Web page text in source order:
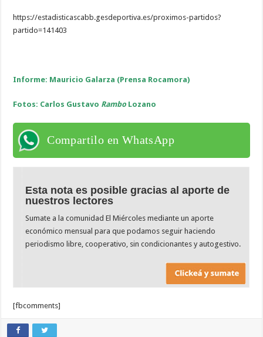
https://estadisticascabb.gesdeportiva.es/proximos-partidos?
partido=141403
Informe: Mauricio Galarza (Prensa Rocamora)
Fotos: Carlos Gustavo RamboLozano
Compartilo en WhatsApp
Esta nota es posible gracias al aporte de
nuestros lectores
Sumate a la comunidad El Miércoles mediante un aporte
económico mensual para que podamos seguir haciendo
periodismo libre, cooperativo, sin condicionantes y autogestivo.
[fbcomments]